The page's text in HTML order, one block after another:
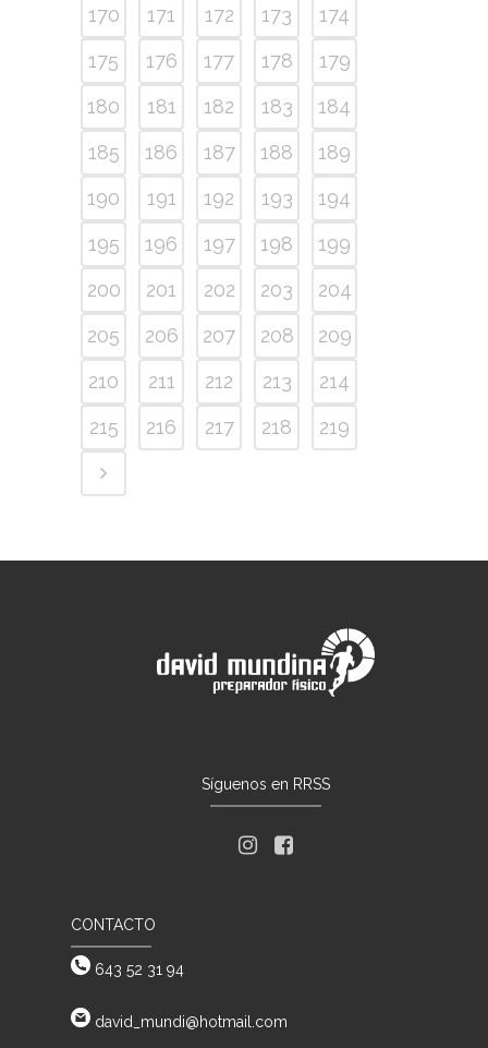
170
171 172 173
174
175
176 177 178
179
180
181 182 183
184
185
186 187 188
189
190
191 192 193
194
195
196 197 198
199
200
201 202 203
204
205
206 207 208
209
210
211 212 213
214
215
216 217 218 219
Síguenos en RRSS
CONTACTO
643 52 31 94
david_mundi@hotmail.com